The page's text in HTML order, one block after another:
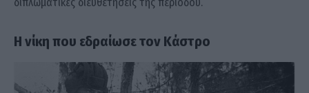
Η νίκη που εδραίωσε τον Κάστρο